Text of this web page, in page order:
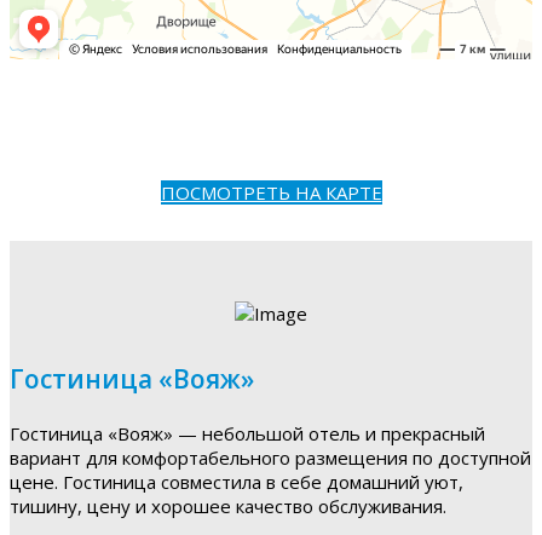
ПОСМОТРЕТЬ НА КАРТЕ
Гостиница «Вояж»
Гостиница «Вояж» — небольшой отель и прекрасный
вариант для комфортабельного размещения по доступной
цене. Гостиница совместила в себе домашний уют,
тишину, цену и хорошее качество обслуживания.